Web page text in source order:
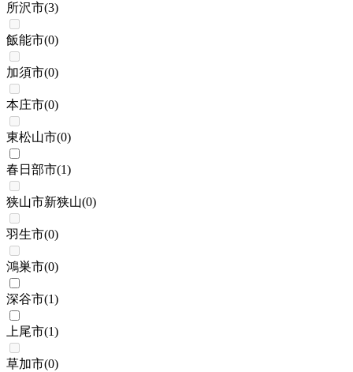
所沢市(3)
飯能市(0)
加須市(0)
本庄市(0)
東松山市(0)
春日部市(1)
狭山市新狭山(0)
羽生市(0)
鴻巣市(0)
深谷市(1)
上尾市(1)
草加市(0)